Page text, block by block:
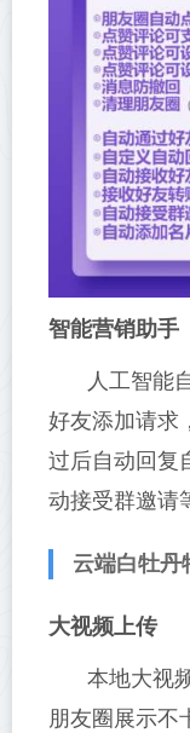
智能营销助手
人工智能
好友添加请求
过后自动回复
动接受群邀请
云端白牡丹
大视频上传
本地大视
朋友圈展示不